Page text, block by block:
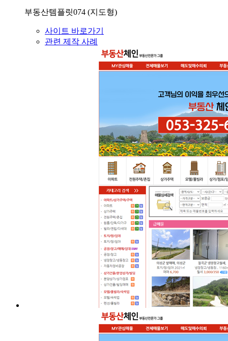
부동산템플릿074 (지도형)
사이트 바로가기
관련 제작 사례